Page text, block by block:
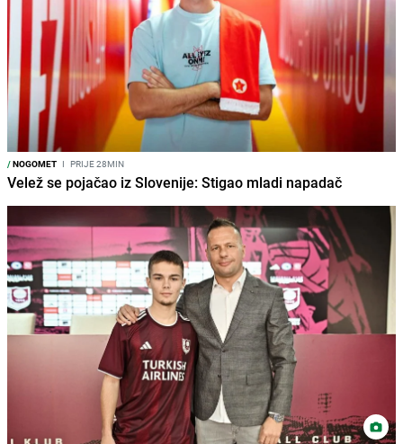
/NOGOMET I PRIJE 28MIN
Velež se pojačao iz Slovenije: Stigao mladi napadač